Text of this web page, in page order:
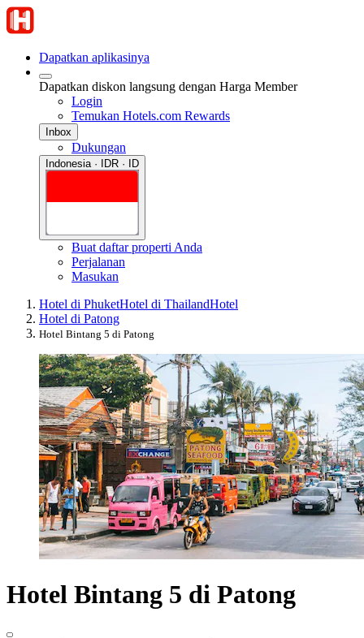
Dapatkan aplikasinya
Dapatkan diskon langsung dengan Harga Member
Login
Temukan Hotels.com Rewards
Inbox
Dukungan
Indonesia · IDR · ID
Buat daftar properti Anda
Perjalanan
Masukan
Hotel di PhuketHotel di ThailandHotel
Hotel di Patong
Hotel Bintang 5 di Patong
Hotel Bintang 5 di Patong